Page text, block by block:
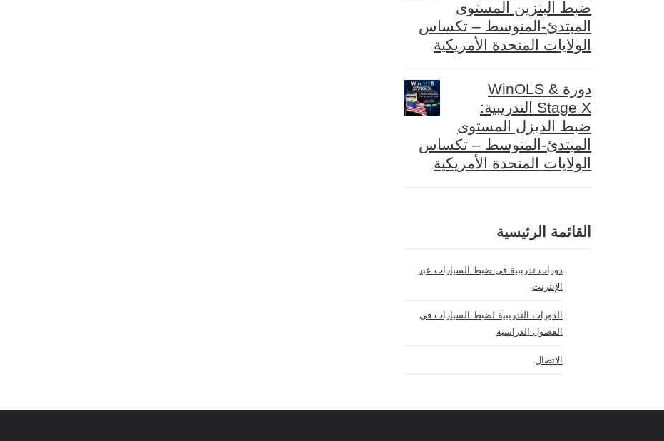
ضبط البنزين المستوى
المبتدئ-المتوسط – تكساس
الولايات المتحدة الأمريكية
دورة WinOLS &
Stage X التدريبية:
ضبط الديزل المستوى
المبتدئ-المتوسط – تكساس
الولايات المتحدة الأمريكية
القائمة الرئيسية
دورات تدريبية في ضبط السيارات عبر
الإنترنت
الدورات التدريبية لضبط السيارات في
الفصول الدراسية
الاتصال